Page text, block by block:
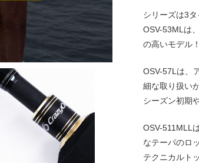
シリーズは3タ
OSV-53MLは
の高いモデル！
OSV-57Lは、
細な取り扱い
シーズン初期
OSV-511MLL
なテーパのロ
テクニカルト